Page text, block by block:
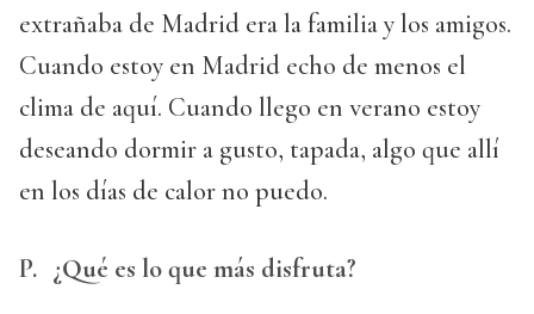
extrañaba de Madrid era la familia y los amigos.
Cuando estoy en Madrid echo de menos el
clima de aquí. Cuando llego en verano estoy
deseando dormir a gusto, tapada, algo que allí
en los días de calor no puedo.
P. ¿Qué es lo que más disfruta?